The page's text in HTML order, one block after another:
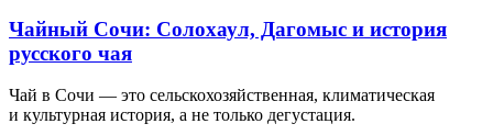
Чайный Сочи: Солохаул, Дагомыс и история
русского чая
Чай в Сочи — это сельскохозяйственная, климатическая
и культурная история, а не только дегустация.